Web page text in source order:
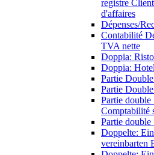
registre
d'affaires
Dépenses/
Contabilité
TVA nette
Doppia:
Doppia:
Partie
Partie
Partie
Comptabilité
Partie
Doppelte:
vereinbarten